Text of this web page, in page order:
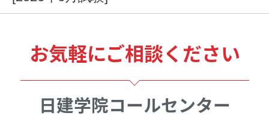
お気軽にご相談ください
日建学院コールセンター